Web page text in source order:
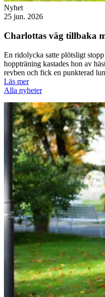
Nyhet
25 jun. 2026
Charlottas väg tillbaka
En ridolycka satte plötsligt
hoppträning kastades hon av
revben och fick en punkterad
Läs mer
Alla nyheter